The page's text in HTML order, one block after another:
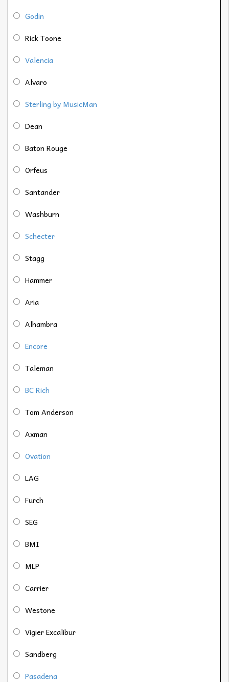
Godin
Rick Toone
Valencia
Alvaro
Sterling by MusicMan
Dean
Baton Rouge
Orfeus
Santander
Washburn
Schecter
Stagg
Hammer
Aria
Alhambra
Encore
Taleman
BC Rich
Tom Anderson
Axman
Ovation
LAG
Furch
SEG
BMI
MLP
Carrier
Westone
Vigier Excalibur
Sandberg
Pasadena